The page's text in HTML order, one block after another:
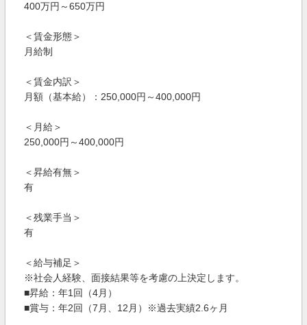
400万円～650万円
＜賃金形態＞
月給制
＜賃金内訳＞
月額（基本給）：250,000円～400,000円
＜月給＞
250,000円～400,000円
＜昇給有無＞
有
＜残業手当＞
有
＜給与補足＞
※社会人経験、面接結果等を考慮の上決定します。
■昇給：年1回（4月）
■賞与：年2回（7月、12月）※過去実績2.6ヶ月